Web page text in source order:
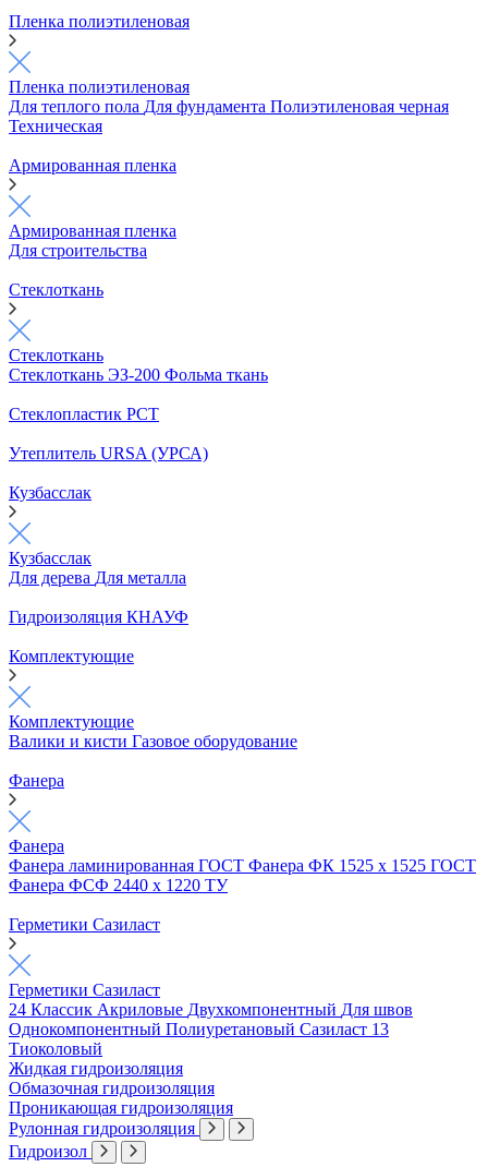
Пленка полиэтиленовая
Пленка полиэтиленовая
Для теплого пола Для фундамента Полиэтиленовая черная
Техническая
Армированная пленка
Армированная пленка
Для строительства
Стеклоткань
Стеклоткань
Стеклоткань ЭЗ-200 Фольма ткань
Стеклопластик РСТ
Утеплитель URSA (УРСА)
Кузбасслак
Кузбасслак
Для дерева Для металла
Гидроизоляция КНАУФ
Комплектующие
Комплектующие
Валики и кисти Газовое оборудование
Фанера
Фанера
Фанера ламинированная ГОСТ Фанера ФК 1525 х 1525 ГОСТ
Фанера ФСФ 2440 х 1220 ТУ
Герметики Сазиласт
Герметики Сазиласт
24 Классик Акриловые Двухкомпонентный Для швов
Однокомпонентный Полиуретановый Сазиласт 13
Тиоколовый
Жидкая гидроизоляция
Обмазочная гидроизоляция
Проникающая гидроизоляция
Рулонная гидроизоляция
Гидроизол